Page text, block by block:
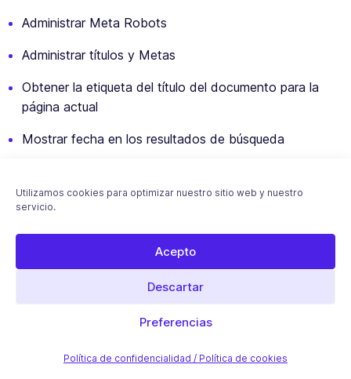
Utilizamos cookies para optimizar nuestro sitio web y nuestro
servicio.
Acepto
Descartar
Preferencias
Política de confidencialidad / Política de cookies
Administrar Meta Robots
Administrar títulos y Metas
Obtener la etiqueta del título del documento para la
página actual
Mostrar fecha en los resultados de búsqueda
generados por SEOPress
Filtrar la duración de la caché del mapa del sitio XML
Filtrar la lista de categorías/categorías de productos